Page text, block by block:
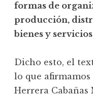
formas de
producción,
bienes y
Dicho esto, el
lo que
Herrera Cabañas